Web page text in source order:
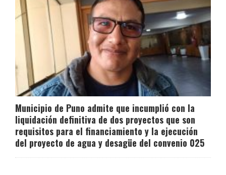
Municipio de Puno admite que incumplió con la
liquidación definitiva de dos proyectos que son
requisitos para el financiamiento y la ejecución
del proyecto de agua y desagüe del convenio 025